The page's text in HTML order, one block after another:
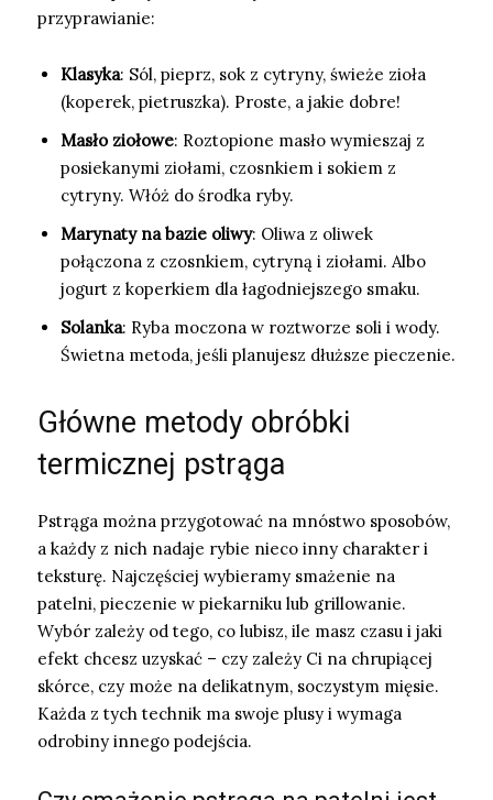
przyprawianie:
Klasyka: Sól, pieprz, sok z cytryny, świeże zioła
(koperek, pietruszka). Proste, a jakie dobre!
Masło ziołowe: Roztopione masło wymieszaj z
posiekanymi ziołami, czosnkiem i sokiem z
cytryny. Włóż do środka ryby.
Marynaty na bazie oliwy: Oliwa z oliwek
połączona z czosnkiem, cytryną i ziołami. Albo
jogurt z koperkiem dla łagodniejszego smaku.
Solanka: Ryba moczona w roztworze soli i wody.
Świetna metoda, jeśli planujesz dłuższe pieczenie.
Główne metody obróbki
termicznej pstrąga
Pstrąga można przygotować na mnóstwo sposobów,
a każdy z nich nadaje rybie nieco inny charakter i
teksturę. Najczęściej wybieramy smażenie na
patelni, pieczenie w piekarniku lub grillowanie.
Wybór zależy od tego, co lubisz, ile masz czasu i jaki
efekt chcesz uzyskać – czy zależy Ci na chrupiącej
skórce, czy może na delikatnym, soczystym mięsie.
Każda z tych technik ma swoje plusy i wymaga
odrobiny innego podejścia.